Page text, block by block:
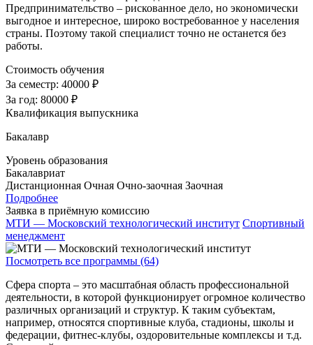
Предпринимательство – рискованное дело, но экономически
выгодное и интересное, широко востребованное у населения
страны. Поэтому такой специалист точно не останется без
работы.
Стоимость обучения
За семестр: 40000 ₽
За год: 80000 ₽
Квалификация выпускника
Бакалавр
Уровень образования
Бакалавриат
Дистанционная Очная Очно-заочная Заочная
Подробнее
Заявка в приёмную комиссию
МТИ — Московский технологический институт Спортивный
менеджмент
Посмотреть все программы (64)
Сфера спорта – это масштабная область профессиональной
деятельности, в которой функционирует огромное количество
различных организаций и структур. К таким субъектам,
например, относятся спортивные клуба, стадионы, школы и
федерации, фитнес-клубы, оздоровительные комплексы и т.д.